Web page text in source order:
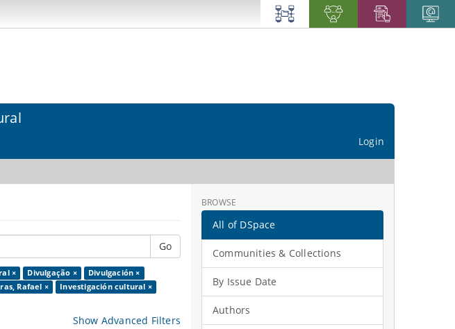
Login
Go
× Divulgação ×
Divulgación ×
Rafael ×
Investigación cultural ×
Show Advanced Filters
BROWSE
All of DSpace
Communities & Collections
By Issue Date
Authors